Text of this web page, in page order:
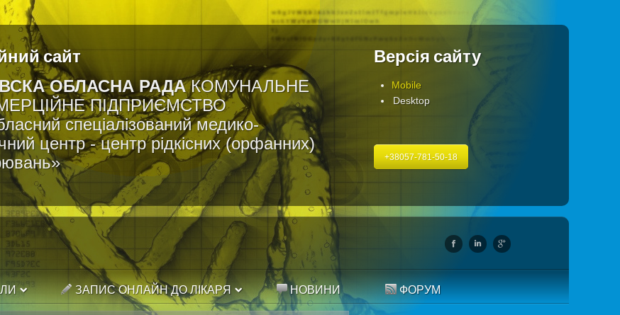
сайт
ОБЛАСНА РАДАКОМУНАЛЬНЕ
ПІДПРИЄМСТВО
спеціалізований медико-
центр - центр рідкісних (орфанних)
Версія сайту
Mobile
Desktop
+38057-781-50-18
ЗАПИС ОНЛАЙН ДО ЛІКАРЯ НОВИНИ ФОРУМ